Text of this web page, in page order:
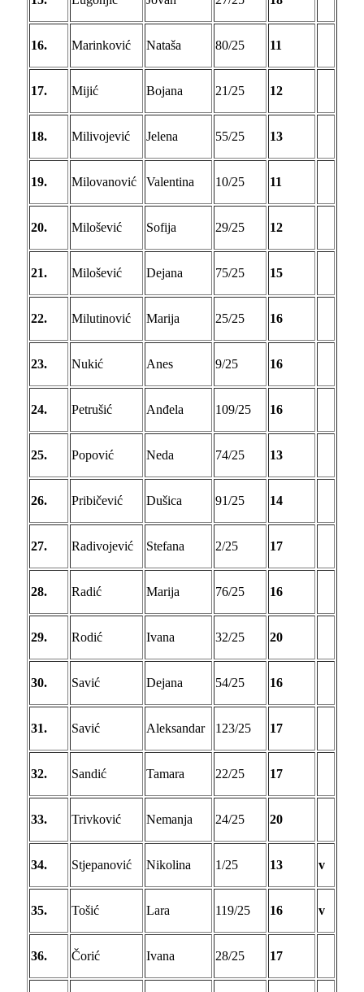
16. Marinković Nataša 80/25 11
17. Mijić Bojana 21/25 12
18. Milivojević Jelena 55/25 13
19. Milovanović Valentina 10/25 11
20. Milošević Sofija 29/25 12
21. Milošević Dejana 75/25 15
22. Milutinović Marija 25/25 16
23. Nukić Anes 9/25 16
24. Petrušić Anđela 109/25 16
25. Popović Neda 74/25 13
26. Pribičević Dušica 91/25 14
27. Radivojević Stefana 2/25 17
28. Radić Marija 76/25 16
29. Rodić Ivana 32/25 20
30. Savić Dejana 54/25 16
31. Savić Aleksandar 123/25 17
32. Sandić Tamara 22/25 17
33. Trivković Nemanja 24/25 20
34. Stjepanović Nikolina 1/25 13 v
35. Tošić Lara 119/25 16 v
36. Čorić Ivana 28/25 17